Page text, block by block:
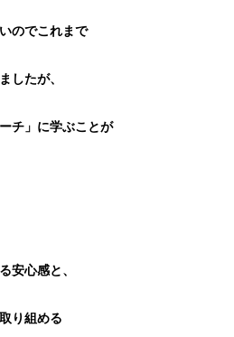
のでこれまで
したが、
チ」に学ぶことが
安心感と、
り組める